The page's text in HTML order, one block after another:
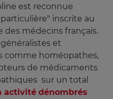
est reconnue
inscrite au
des médecins français.
et
comme homéopathes,
de médicaments
sur un total
activité dénombrés